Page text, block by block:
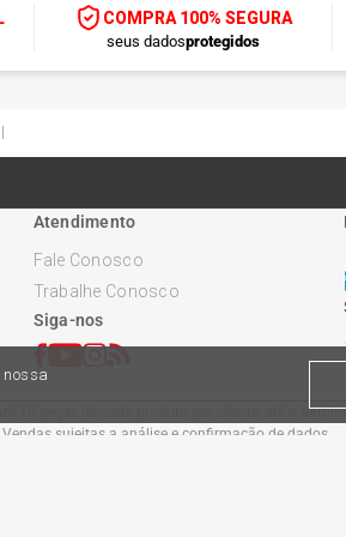
COMPRA 100% SEGURA
seus dadosprotegidos
Atendimento
Fale Conosco
Trabalhe Conosco
Siga-nos
peças de cada produto por cliente, até o
sujeitas a análise e confirmação de dados.